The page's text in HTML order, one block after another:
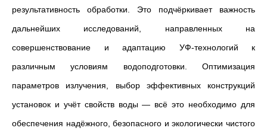
результативность обработки. Это подчёркивает важность
дальнейших исследований, направленных на
совершенствование и адаптацию УФ-технологий к
различным условиям водоподготовки. Оптимизация
параметров излучения, выбор эффективных конструкций
установок и учёт свойств воды — всё это необходимо для
обеспечения надёжного, безопасного и экологически чистого